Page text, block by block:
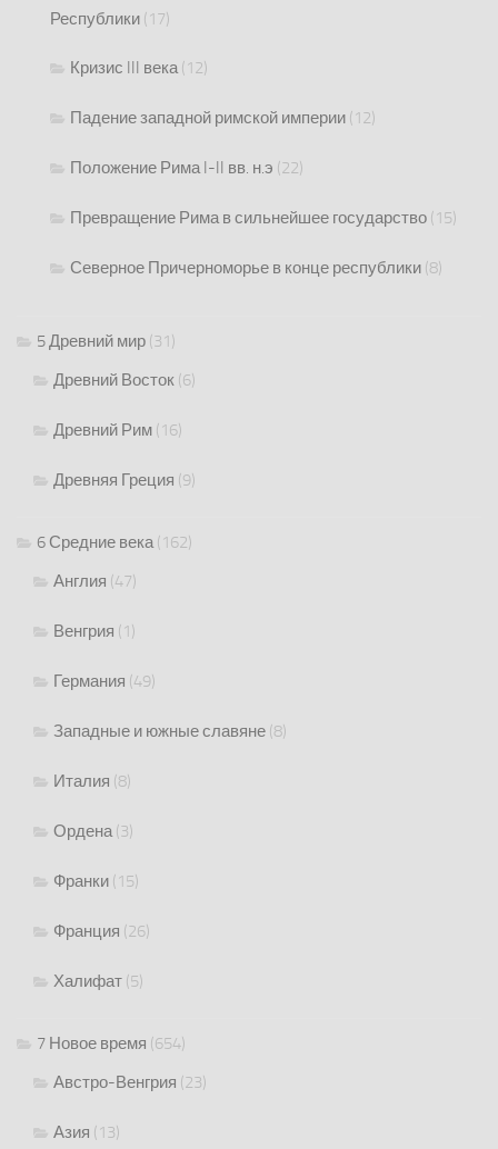
Республики (17)
Кризис III века(12)
Падение западной римской империи (12)
Положение Рима I-II вв. н.э (22)
Превращение Рима в сильнейшее государство (15)
Северное Причерноморье в конце республики (8)
5 Древний мир (31)
Древний Восток (6)
Древний Рим (16)
Древняя Греция (9)
6 Средние века(162)
Англия (47)
Венгрия (1)
Германия (49)
Западные и южные славяне (8)
Италия (8)
Ордена(3)
Франки (15)
Франция (26)
Халифат (5)
7 Новое время (654)
Австро-Венгрия (23)
Азия (13)